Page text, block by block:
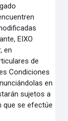
EIXO
en
de
Condiciones
en
sujetos a
que se efectúe